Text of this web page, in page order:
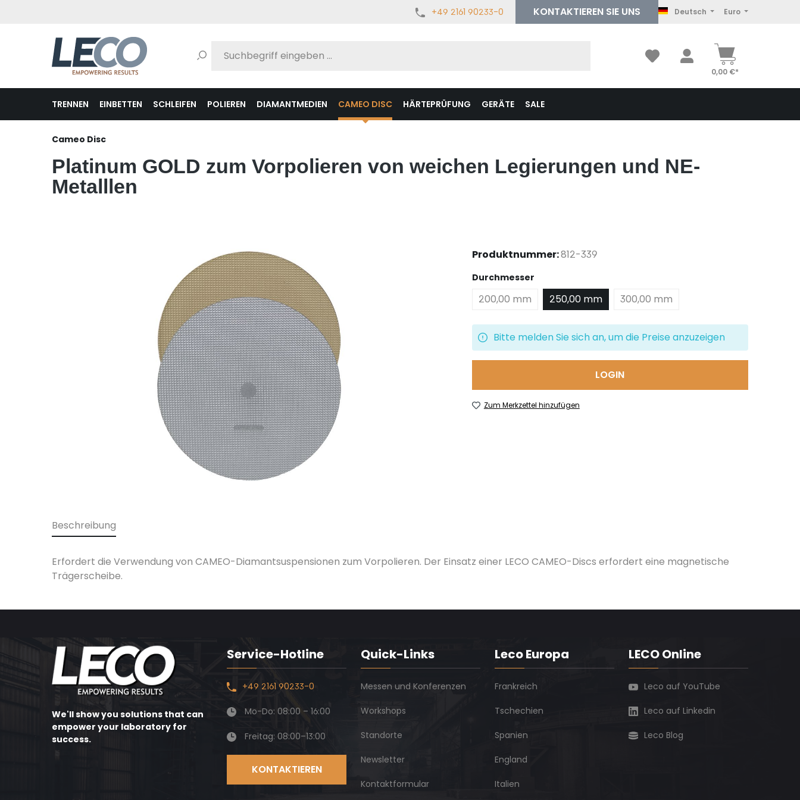
+49 2161 90233-0 KONTAKTIEREN SIE UNS Deutsch Euro
0,00 €*
TRENNEN EINBETTEN SCHLEIFEN POLIEREN DIAMANTMEDIEN CAMEO DISC HÄRTEPRÜFUNG GERÄTE SALE
Cameo Disc
Platinum GOLD zum Vorpolieren von weichen Legierungen und NE-
Metalllen
Produktnummer:812-339
Durchmesserauswählen
200,00 mm 250,00 mm 300,00 mm
Bitte melden Sie sich an, um die Preise anzuzeigen
LOGIN
Zum Merkzettel hinzufügen
Beschreibung
Erfordert die Verwendung von CAMEO-Diamantsuspensionen zum Vorpolieren. Der Einsatz einer LECO CAMEO-Discs erfordert eine magnetische
Trägerscheibe.
We'll show you solutions that can
empower your laboratory for
success.
Service-Hotline
+49 2161 90233-0
Mo-Do: 08:00 – 16:00
Freitag: 08:00–13:00
KONTAKTIEREN
Quick-Links
Messen und Konferenzen
Workshops
Standorte
Newsletter
Kontaktformular
Leco Europa
Frankreich
Tschechien
Spanien
England
Italien
LECO Online
Leco auf YouTube
Leco auf Linkedin
Leco Blog